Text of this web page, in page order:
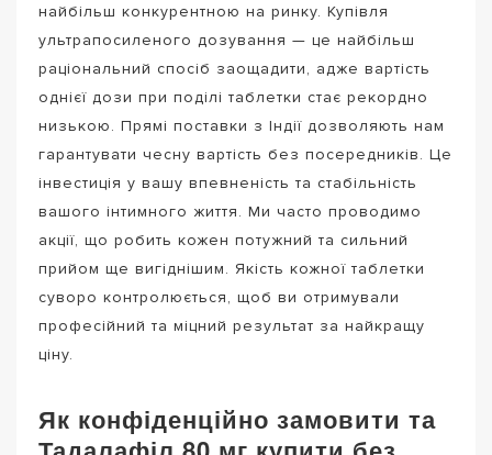
найбільш конкурентною на ринку. Купівля
ультрапосиленого дозування — це найбільш
раціональний спосіб заощадити, адже вартість
однієї дози при поділі таблетки стає рекордно
низькою. Прямі поставки з Індії дозволяють нам
гарантувати чесну вартість без посередників. Це
інвестиція у вашу впевненість та стабільність
вашого інтимного життя. Ми часто проводимо
акції, що робить кожен потужний та сильний
прийом ще вигіднішим. Якість кожної таблетки
суворо контролюється, щоб ви отримували
професійний та міцний результат за найкращу
ціну.
Як конфіденційно замовити та